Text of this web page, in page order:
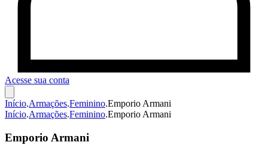
Acesse sua conta
Início.Armações.Feminino.Emporio Armani
Início.Armações.Feminino.Emporio Armani
Emporio Armani